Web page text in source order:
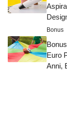
Bonus
Euro
Anni,